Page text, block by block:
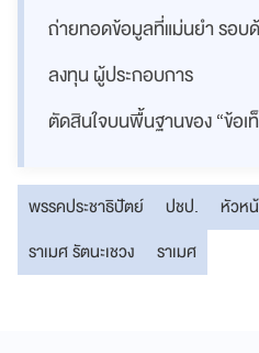
ถ่ายทอดข้อมูลที่แม่นยำ รอบ
ลงทุน ผู้ประกอบการ
ตัดสินใจบนพื้นฐานของ “ข้อเท็
พรรคประชาธิปัตย์ ปชป.
หัวห
ราเมศ รัตนะเชวง
ราเมศ